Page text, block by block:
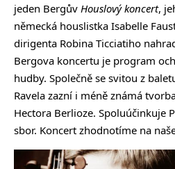
jeden Bergův Houslový koncert,
německá houslistka Isabelle
dirigenta Robina Ticciatiho
Bergova koncertu je program
hudby. Společně se svitou z
Ravela zazní i méně známá
Hectora Berlioze. Spoluúčinkuje
sbor. Koncert zhodnotíme na